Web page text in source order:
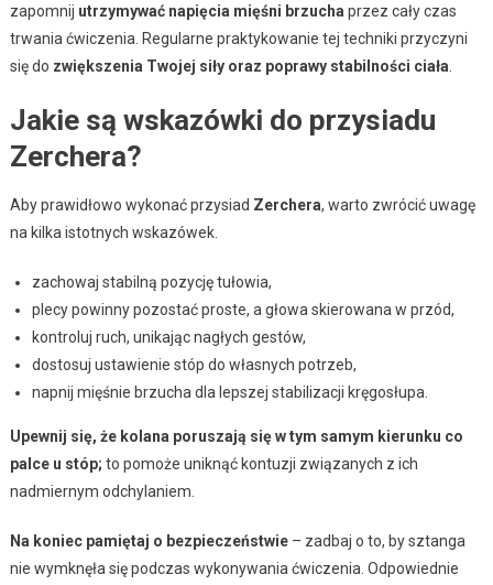
zapomnij utrzymywać napięcia mięśni brzucha przez cały czas
trwania ćwiczenia. Regularne praktykowanie tej techniki przyczyni
się do zwiększenia Twojej siły oraz poprawy stabilności ciała
Jakie są wskazówki do przysiadu
Zerchera?
Aby prawidłowo wykonać przysiad Zerchera, warto zwrócić uwagę
na kilka istotnych wskazówek.
zachowaj stabilną pozycję tułowia,
plecy powinny pozostać proste, a głowa skierowana w przód,
kontroluj ruch, unikając nagłych gestów,
dostosuj ustawienie stóp do własnych potrzeb,
napnij mięśnie brzucha dla lepszej stabilizacji kręgosłupa.
Upewnij się, że kolana poruszają się w tym samym kierunku co
palce u stóp; to pomoże uniknąć kontuzji związanych z ich
nadmiernym odchylaniem.
Na koniec pamiętaj o bezpieczeństwie– zadbaj o to, by sztanga
nie wymknęła się podczas wykonywania ćwiczenia. Odpowiednie